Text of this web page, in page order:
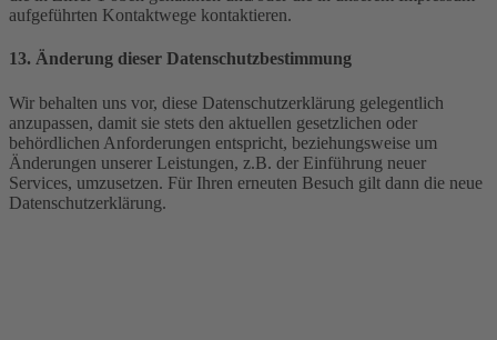
aufgeführten Kontaktwege kontaktieren.
13. Änderung dieser Datenschutzbestimmung
Wir behalten uns vor, diese Datenschutzerklärung gelegentlich
anzupassen, damit sie stets den aktuellen gesetzlichen oder
behördlichen Anforderungen entspricht, beziehungsweise um
Änderungen unserer Leistungen, z.B. der Einführung neuer
Services, umzusetzen. Für Ihren erneuten Besuch gilt dann die neue
Datenschutzerklärung.